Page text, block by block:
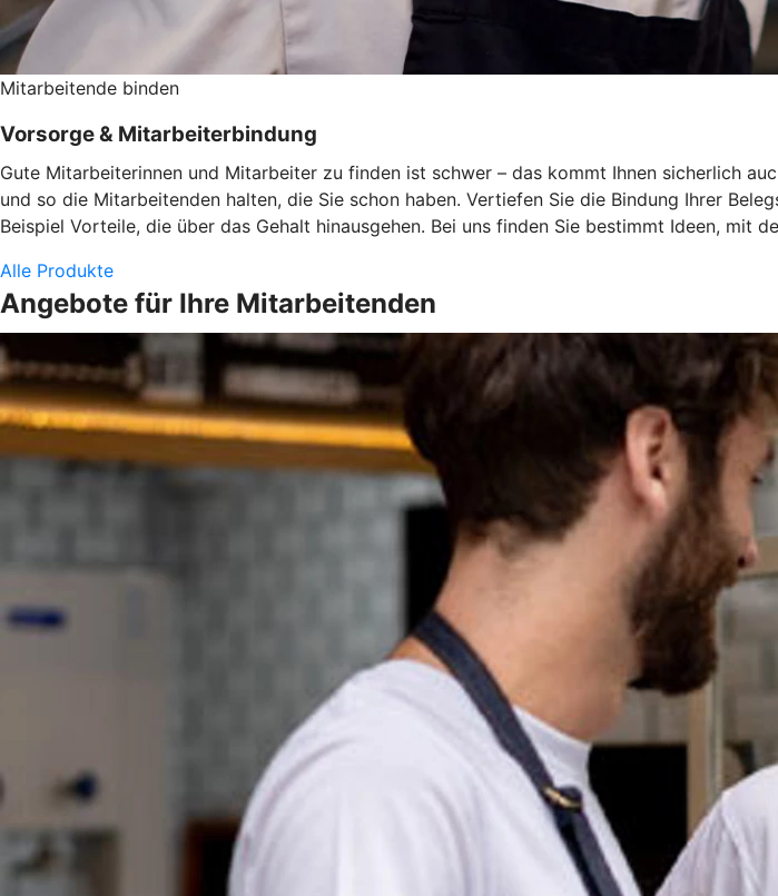
Mitarbeitende binden
Vorsorge & Mitarbeiterbindung
Gute Mitarbeiterinnen und Mitarbeiter zu finden ist schwer – das kommt Ihnen sicherlich
und so die Mitarbeitenden halten, die Sie schon haben. Vertiefen Sie die Bindung Ihrer
Beispiel Vorteile, die über das Gehalt hinausgehen. Bei uns finden Sie bestimmt Ideen, mit
Alle Produkte
Angebote für Ihre Mitarbeitenden